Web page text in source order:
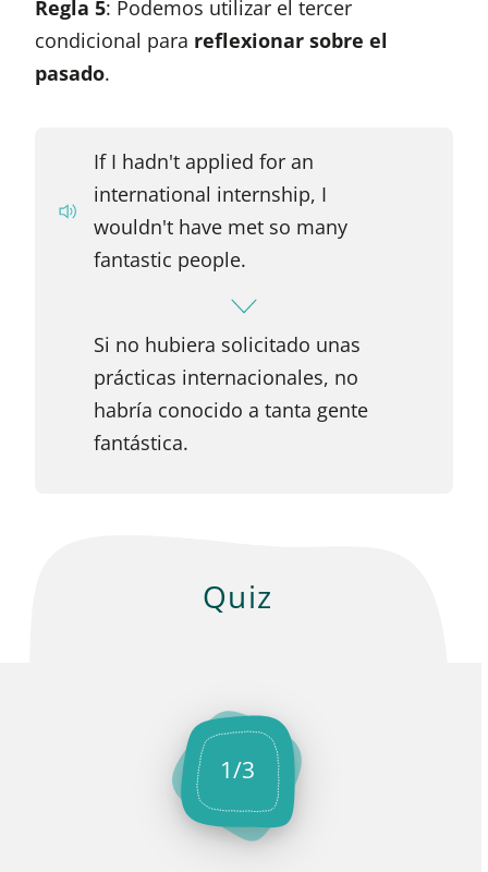
Regla 5: Podemos utilizar el tercer
condicional para reflexionar sobre el
pasado.
If I hadn't applied for an
international internship, I
wouldn't have met so many
fantastic people.
Si no hubiera solicitado unas
prácticas internacionales, no
habría conocido a tanta gente
fantástica.
Quiz
1/3